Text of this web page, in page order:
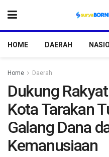
HOME DAERAH
Home Daerah
Dukung
Kota Tarakan
Galang Dana
Kemanusiaan